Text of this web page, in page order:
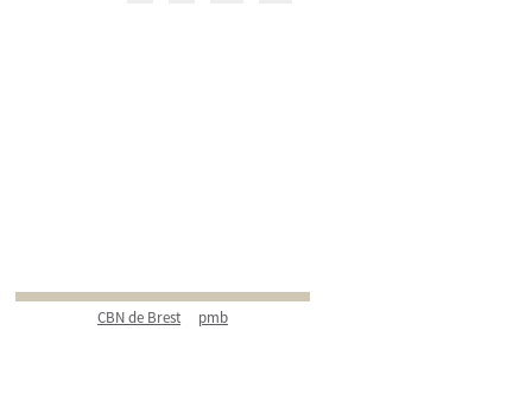
CBN de Brest pmb